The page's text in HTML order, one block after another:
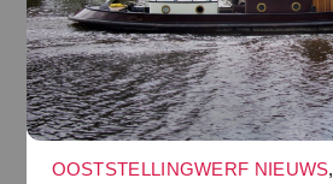
OOSTSTELLINGWERF NIEUWS,